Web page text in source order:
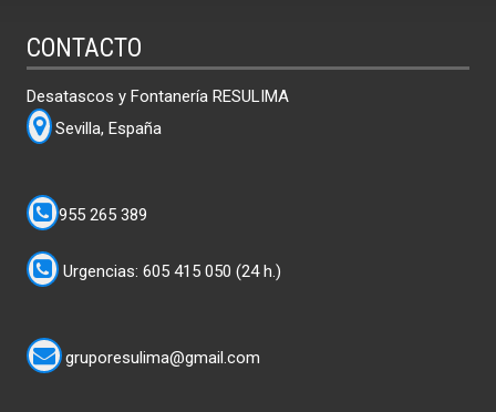
CONTACTO
Desatascos y Fontanería RESULIMA
Sevilla, España
955 265 389
Urgencias: 605 415 050 (24 h.)
gruporesulima@gmail.com